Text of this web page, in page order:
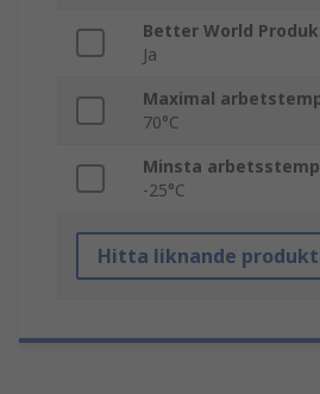
Better World
Ja
Maximal
70°C
Minsta
-25°C
Hitta liknande